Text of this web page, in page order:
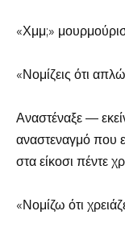
«Χμμ;»
«Νομίζεις ότι
Αναστέναξε —
αναστεναγμό που
στα είκοσι πέντε
«Νομίζω ότι